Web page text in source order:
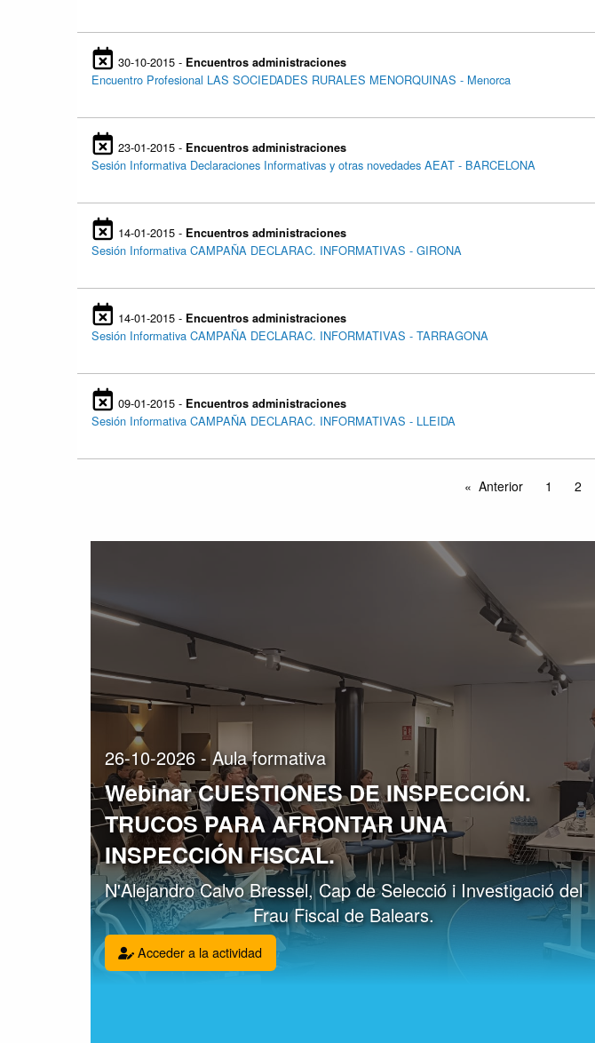
30-10-2015 - Encuentros administraciones
Encuentro Profesional LAS SOCIEDADES RURALES MENORQUINAS - Menorca
23-01-2015 - Encuentros administraciones
Sesión Informativa Declaraciones Informativas y otras novedades AEAT - BARCELONA
14-01-2015 - Encuentros administraciones
Sesión Informativa CAMPAÑA DECLARAC. INFORMATIVAS - GIRONA
14-01-2015 - Encuentros administraciones
Sesión Informativa CAMPAÑA DECLARAC. INFORMATIVAS - TARRAGONA
09-01-2015 - Encuentros administraciones
Sesión Informativa CAMPAÑA DECLARAC. INFORMATIVAS - LLEIDA
Anterior 1 2
26-10-2026 - Aula formativa
Webinar CUESTIONES DE INSPECCIÓN.
TRUCOS PARA AFRONTAR UNA
INSPECCIÓN FISCAL.
N'Alejandro Calvo Bressel, Cap de Selecció i Investigació del
Frau Fiscal de Balears.
Acceder a la actividad